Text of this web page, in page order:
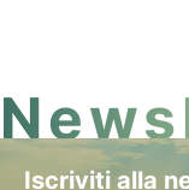
Iscriviti alla